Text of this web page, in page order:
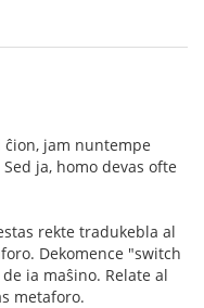
jam nuntempe
ja, homo devas ofte
rekte tradukebla al
Dekomence "switch
ia maŝino. Relate al
metaforo.